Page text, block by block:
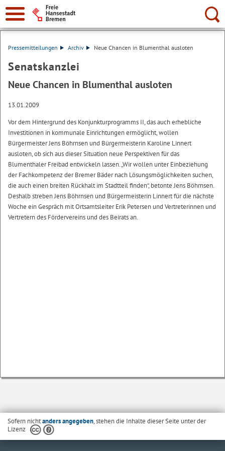
Suche:
Pressemitteilungen Archiv Neue Chancen in Blumenthal ausloten
Senatskanzlei
Neue Chancen in Blumenthal ausloten
13.01.2009
Vor dem Hintergrund des Konjunkturprogramms II, das auch erhebliche
Investitionen in kommunale Einrichtungen ermöglicht, wollen
Bürgermeister Jens Böhrnsen und Bürgermeisterin Karoline Linnert
ausloten, ob sich aus dieser Situation neue Perspektiven für das
Blumenthaler Freibad entwickeln lassen. „Wir wollen unter Einbeziehung
der Fachkompetenz der Bremer Bäder nach Lösungsmöglichkeiten suchen,
die auch einen breiten Rückhalt im Stadtteil finden“, betonte Jens Böhrnsen.
Deshalb streben Jens Böhrnsen und Bürgermeisterin Linnert für die nächste
Woche ein Gespräch mit Ortsamtsleiter Erik Petersen und Vertreterinnen und
Vertretern des Fördervereins und des Beirats an.
Sofern nichtanders angegeben, stehen die Inhalte dieser Seite unter der
Lizenz